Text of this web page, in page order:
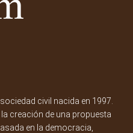
civil nacida en 1997.
creación de una propuesta
en la democracia,